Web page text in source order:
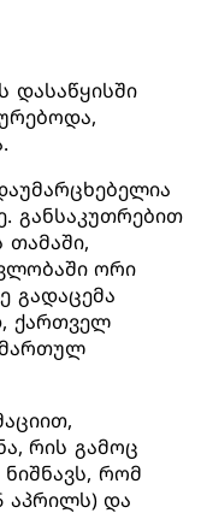
დასაწყისში
განსაკუთრებით
თამაში,
ორი
გადაცემა
ქართველ
რის გამოც
რომ
აპრილს) და